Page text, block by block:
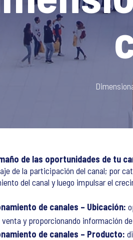
de las oportunidades de tu
de la participación del canal; por
del canal y luego impulsar el
de canales – Ubicación:
venta y proporcionando información
de canales – Producto: